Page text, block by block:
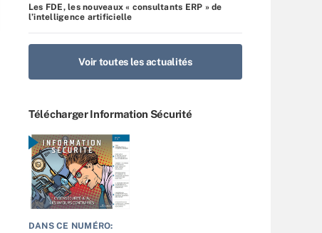
Les FDE, les nouveaux « consultants ERP » de
l’intelligence artificielle
Voir toutes les actualités
Télécharger Information Sécurité
DANS CE NUMÉRO: